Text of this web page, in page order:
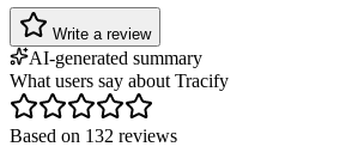
Write a review
AI-generated summary
What users say about Tracify
Based on 132 reviews